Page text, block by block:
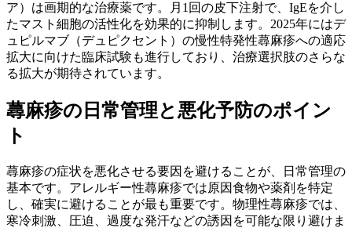
ア）は画期的な治療薬です。月1回の皮下注射で、IgEを介し
たマスト細胞の活性化を効果的に抑制します。2025年にはデ
ュピルマブ（デュピクセント）の慢性特発性蕁麻疹への適応
拡大に向けた臨床試験も進行しており、治療選択肢のさらな
る拡大が期待されています。
蕁麻疹の日常管理と悪化予防のポイン
ト
蕁麻疹の症状を悪化させる要因を避けることが、日常管理の
基本です。アレルギー性蕁麻疹では原因食物や薬剤を特定
し、確実に避けることが最も重要です。物理性蕁麻疹では、
寒冷刺激、圧迫、過度な発汗などの誘因を可能な限り避けま